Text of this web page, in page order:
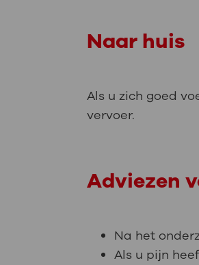
Naar huis
Als u zich goed
vervoer.
Adviezen
Na het
Als u pijn